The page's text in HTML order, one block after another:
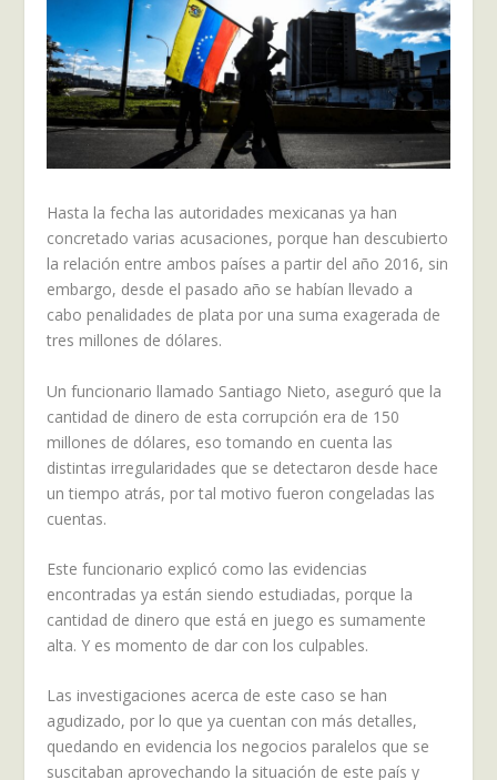
Hasta la fecha las autoridades mexicanas ya han
concretado varias acusaciones, porque han descubierto
la relación entre ambos países a partir del año 2016, sin
embargo, desde el pasado año se habían llevado a
cabo penalidades de plata por una suma exagerada de
tres millones de dólares.
Un funcionario llamado Santiago Nieto, aseguró que la
cantidad de dinero de esta corrupción era de 150
millones de dólares, eso tomando en cuenta las
distintas irregularidades que se detectaron desde hace
un tiempo atrás, por tal motivo fueron congeladas las
cuentas.
Este funcionario explicó como las evidencias
encontradas ya están siendo estudiadas, porque la
cantidad de dinero que está en juego es sumamente
alta. Y es momento de dar con los culpables.
Las investigaciones acerca de este caso se han
agudizado, por lo que ya cuentan con más detalles,
quedando en evidencia los negocios paralelos que se
suscitaban aprovechando la situación de este país y